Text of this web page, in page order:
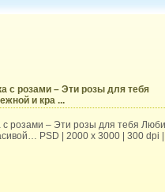
с розами – Эти розы для тебя
и кра ...
с розами – Эти розы для тебя
PSD | 2000 x 3000 | 300 dpi